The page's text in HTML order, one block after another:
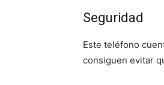
Seguridad
Este teléfono
consiguen evitar